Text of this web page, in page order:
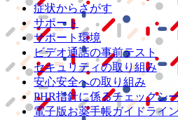
症状からさがす
サポート
サポート環境
ビデオ通話の事前テスト
セキュリティの取り組み
安心安全への取り組み
PHR指針に係るチェックシ
電子版お薬手帳ガイドライ